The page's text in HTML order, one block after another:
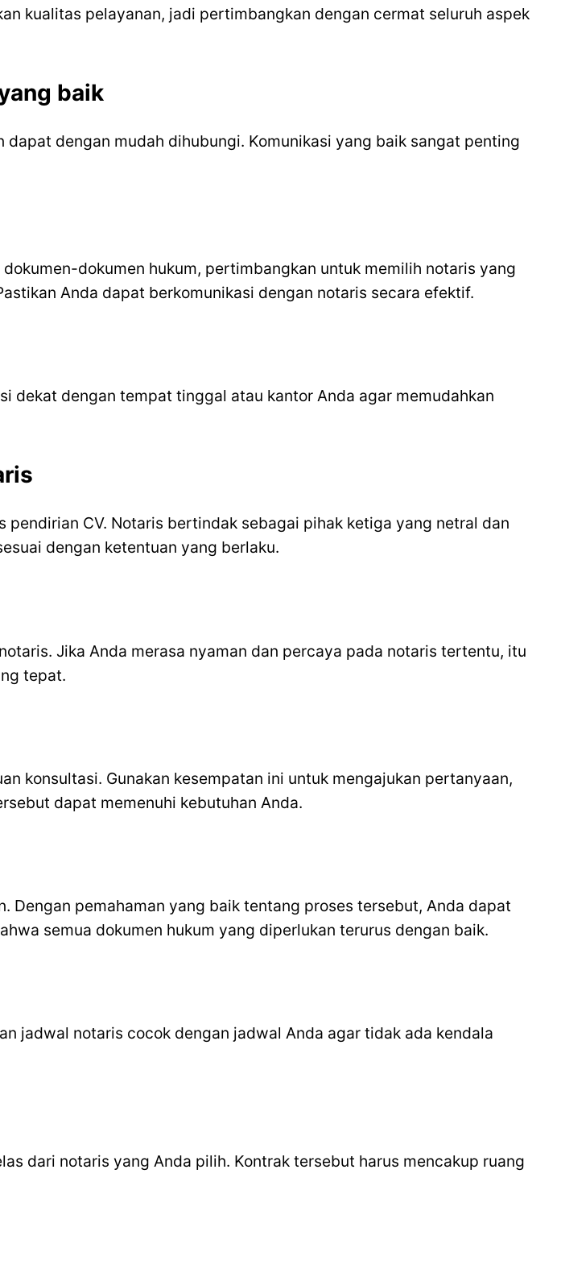
kualitas pelayanan, jadi pertimbangkan dengan cermat seluruh aspek
baik
dengan mudah dihubungi. Komunikasi yang baik sangat penting
dokumen hukum, pertimbangkan untuk memilih notaris yang
Anda dapat berkomunikasi dengan notaris secara efektif.
dekat dengan tempat tinggal atau kantor Anda agar memudahkan
CV. Notaris bertindak sebagai pihak ketiga yang netral dan
dengan ketentuan yang berlaku.
Jika Anda merasa nyaman dan percaya pada notaris tertentu, itu
tepat.
konsultasi. Gunakan kesempatan ini untuk mengajukan pertanyaan,
dapat memenuhi kebutuhan Anda.
Dengan pemahaman yang baik tentang proses tersebut, Anda dapat
semua dokumen hukum yang diperlukan terurus dengan baik.
jadwal notaris cocok dengan jadwal Anda agar tidak ada kendala
dari notaris yang Anda pilih. Kontrak tersebut harus mencakup ruang